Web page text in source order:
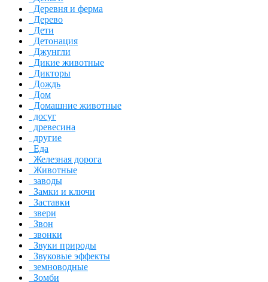
Деревня и ферма
Дерево
Дети
Детонация
Джунгли
Дикие животные
Дикторы
Дождь
Дом
Домашние животные
досуг
древесина
другие
Еда
Железная дорога
Животные
заводы
Замки и ключи
Заставки
звери
Звон
звонки
Звуки природы
Звуковые эффекты
земноводные
Зомби